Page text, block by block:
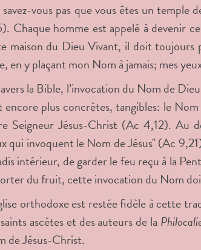
vous pas que vous êtes un
Chaque homme est appelé à devenir
maison du Dieu Vivant, il doit toujours
en y plaçant mon Nom à jamais; mes
la Bible, l’invocation du Nom de
encore plus concrètes, tangibles: le
Seigneur Jésus-Christ (Ac 4,12). Au
qui invoquent le Nom de Jésus" (Ac
intérieur, de garder le feu reçu à la
du fruit, cette invocation du Nom
orthodoxe est restée fidèle à cette
ascètes et des auteurs de la
de Jésus-Christ.